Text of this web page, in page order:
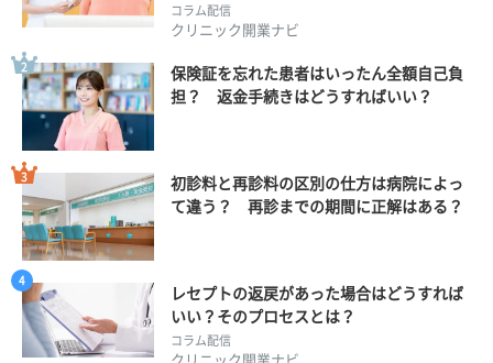
コラム配信
クリニック開業ナビ
保険証を忘れた患者はいったん全額自己負
担？ 返金手続きはどうすればいい？
初診料と再診料の区別の仕方は病院によっ
て違う？ 再診までの期間に正解はある？
レセプトの返戻があった場合はどうすれば
いい？そのプロセスとは？
コラム配信